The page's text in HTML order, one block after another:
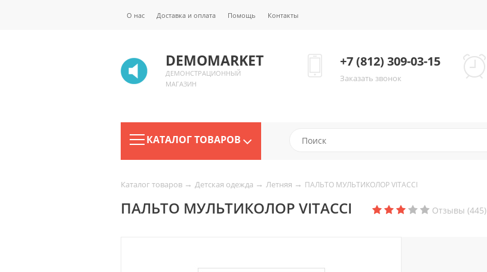
О нас Доставка и оплата Помощь Контакты
DEMOMARKET
ДЕМОНСТРАЦИОННЫЙ
МАГАЗИН
+7 (812) 309-03-15
Заказать звонок
КАТАЛОГ ТОВАРОВ
Каталог товаров → Детская одежда → Летняя → ПАЛЬТО МУЛЬТИКОЛОР VITACCI
ПАЛЬТО МУЛЬТИКОЛОР VITACCI Отзывы (445)